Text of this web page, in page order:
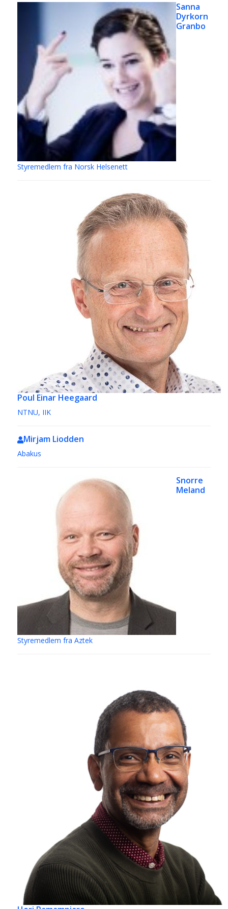
Sanna
Dyrkorn
Granbo
Styremedlem fra Norsk Helsenett
Poul Einar Heegaard
NTNU, IIK
Mirjam Liodden
Abakus
Snorre
Meland
Styremedlem fra Aztek